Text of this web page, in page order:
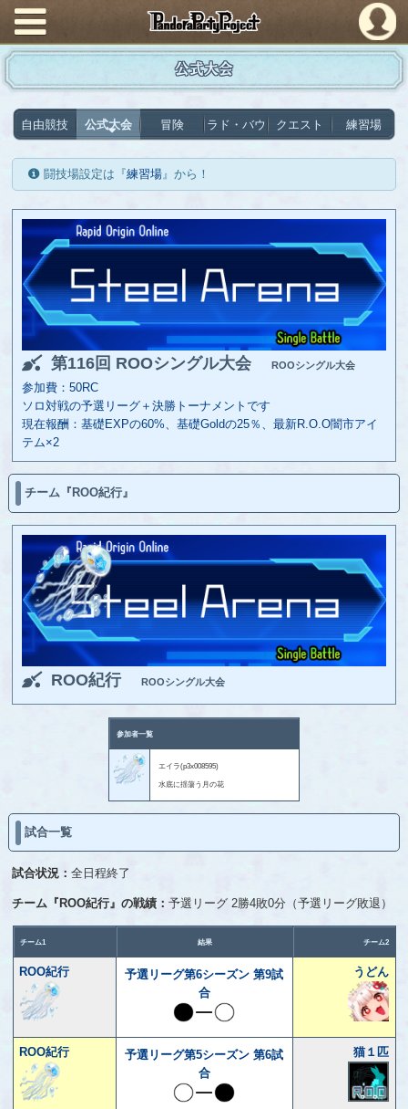
PandoraPartyProject
公式大会
自由競技 公式大会 冒険 ラド・バウ クエスト 練習場
闘技場設定は『練習場』から！
第116回 ROOシングル大会 ROOシングル大会
参加費：50RC
ソロ対戦の予選リーグ＋決勝トーナメントです
現在報酬：基礎EXPの60%、基礎Goldの25％、最新R.O.O闇市アイ
テム×2
チーム『ROO紀行』
ROO紀行 ROOシングル大会
参加者一覧
エイラ(p3x008595)
水底に揺蕩う月の花
試合一覧
試合状況：全日程終了
チーム『ROO紀行』の戦績：予選リーグ 2勝4敗0分（予選リーグ敗退）
チーム1 結果 チーム2
ROO紀行
予選リーグ第6シーズン 第9試
合
うどん
ROO紀行
予選リーグ第5シーズン 第6試
合
猫１匹